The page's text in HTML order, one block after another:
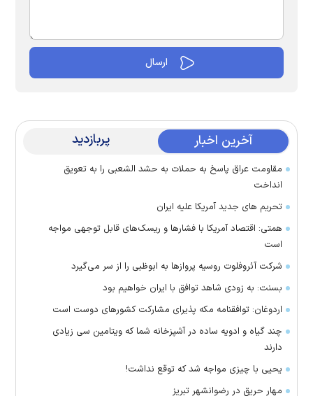
آخرین اخبار پربازدید
مقاومت عراق پاسخ به حملات به حشد الشعبی را به تعویق
انداخت
تحریم های جدید آمریکا علیه ایران
همتی: اقتصاد آمریکا با فشارها و ریسک‌های قابل توجهی مواجه
است
شرکت آئروفلوت روسیه پرواز‌ها به ابوظبی را از سر می‌گیرد
بسنت: به زودی شاهد توافق با ایران خواهیم بود
اردوغان: توافقنامه مکه پذیرای مشارکت کشور‌های دوست است
چند گیاه و ادویه ساده در آشپزخانه شما که ویتامین سی زیادی
دارند
یحیی با چیزی مواجه شد که توقع نداشت!
مهار حریق در رضوانشهر تبریز